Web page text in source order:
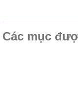
Các mục